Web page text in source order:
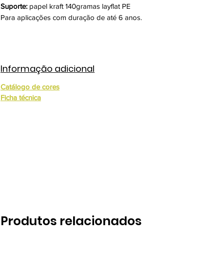
Suporte: papel kraft 140gramas layflat PE
Para aplicações com duração de até 6 anos.
Informação adicional
Catálogo de cores
Ficha técnica
Produtos relacionados